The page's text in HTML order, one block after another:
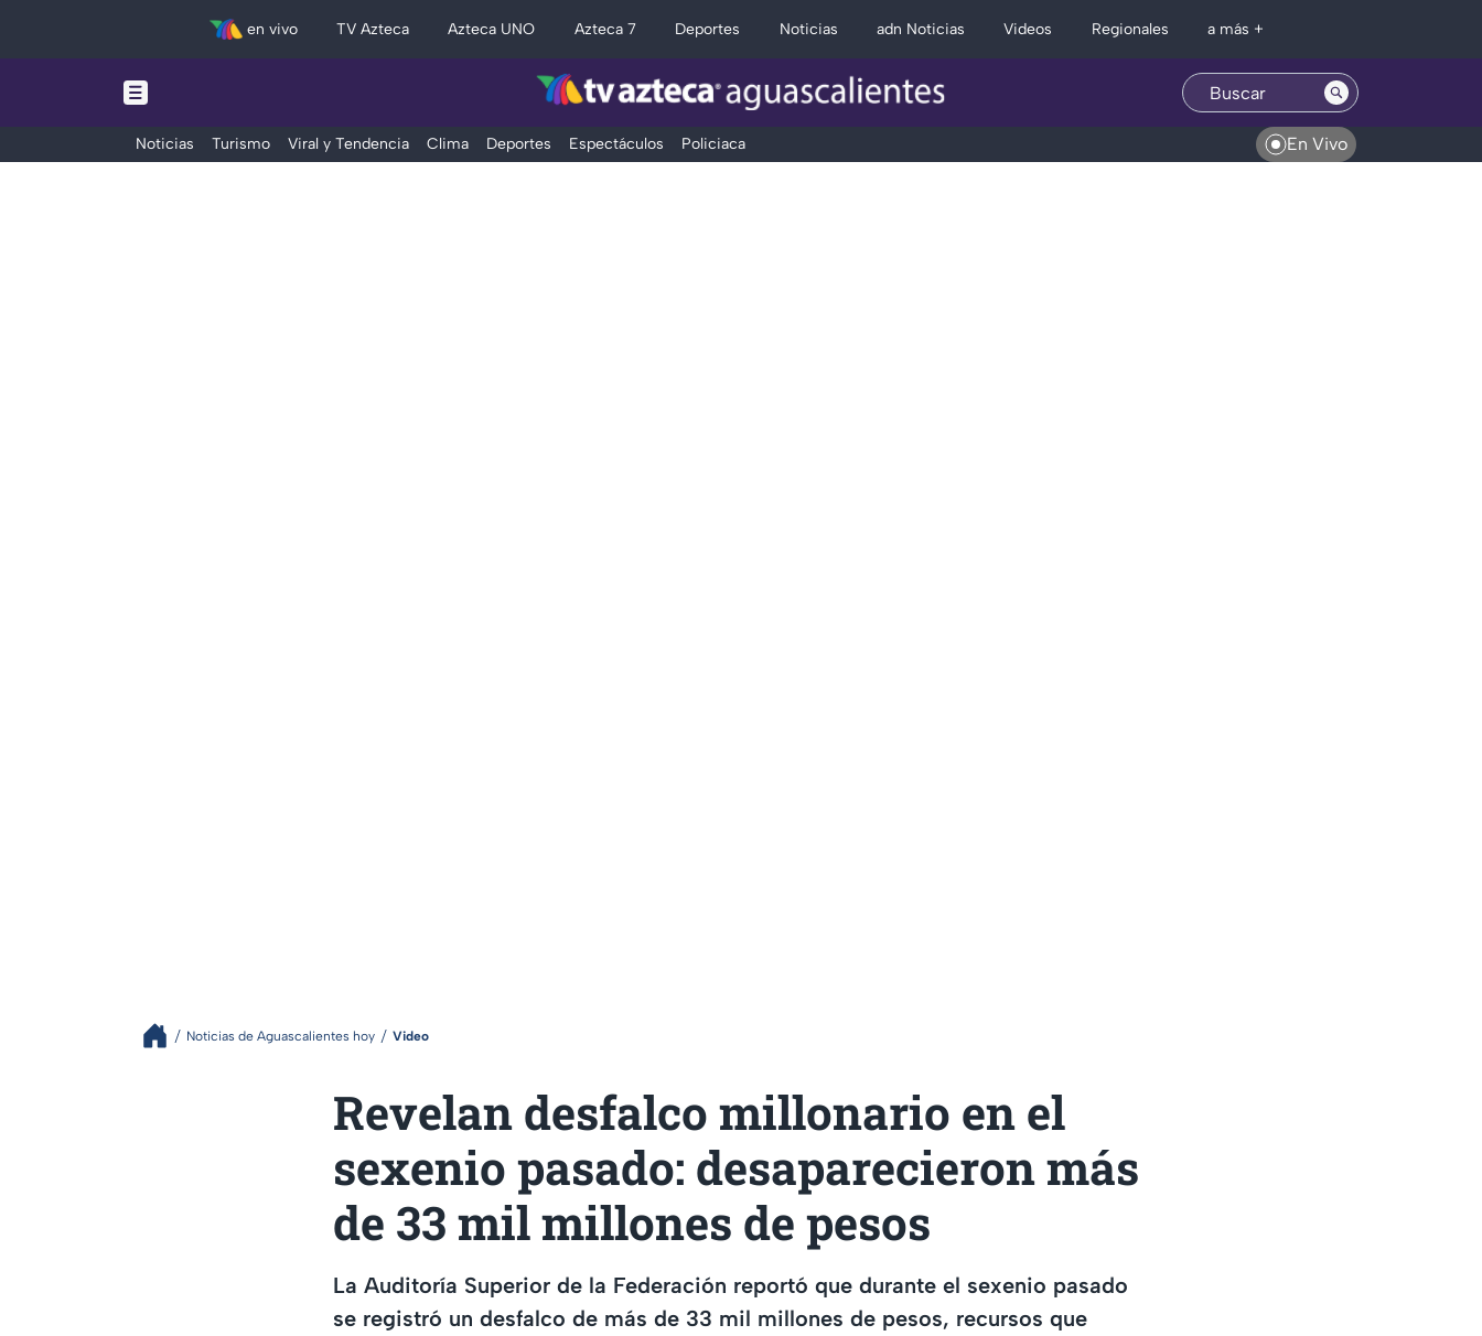
en vivo TV Azteca Azteca UNO Azteca 7 Deportes Noticias adn Noticias Videos Regionales a más +
Noticias Turismo Viral y Tendencia Clima Deportes Espectáculos Policiaca En Vivo
Noticias de Aguascalientes hoy Video
Revelan desfalco millonario en el
sexenio pasado: desaparecieron más
de 33 mil millones de pesos
La Auditoría Superior de la Federación reportó que durante el sexenio pasado
se registró un desfalco de más de 33 mil millones de pesos, recursos que